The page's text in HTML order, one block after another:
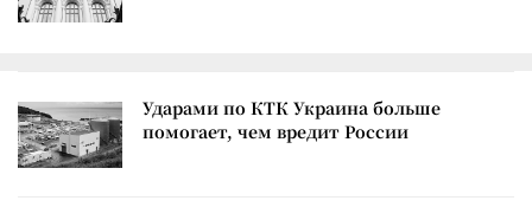
Ударами по КТК Украина больше
помогает, чем вредит России